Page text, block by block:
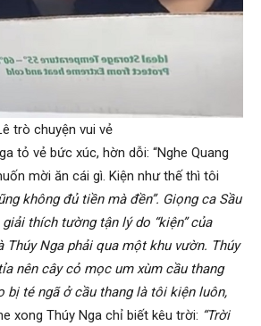
trò chuyện vui vẻ
tỏ vẻ bức xúc, hờn dỗi: “Nghe Quang
mời ăn cái gì. Kiện như thế thì tôi
không đủ tiền mà đền”. Giọng ca Sầu
thích tường tận lý do “kiện” của
Thúy Nga phải qua một khu vườn. Thúy
nên cây cỏ mọc um xùm cầu thang
bị té ngã ở cầu thang là tôi kiện luôn,
xong Thúy Nga chỉ biết kêu trời: “Trời